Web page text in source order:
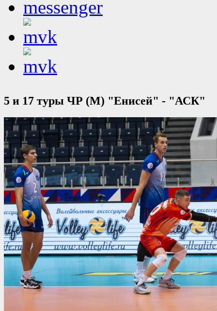
5 и 17 туры ЧР (М) "Енисей" - "АСК"